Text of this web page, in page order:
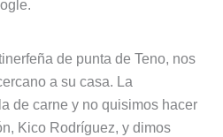
de punta de Teno, nos
a su casa. La
de carne y no quisimos hacer
Kico Rodríguez, y dimos